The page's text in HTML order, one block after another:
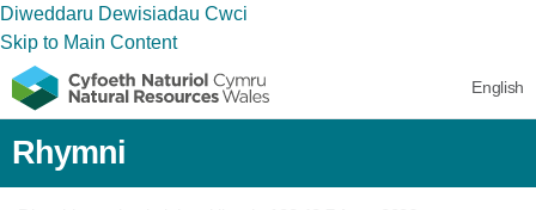
Diweddaru Dewisiadau Cwci
Skip to Main Content
English
Rhymni